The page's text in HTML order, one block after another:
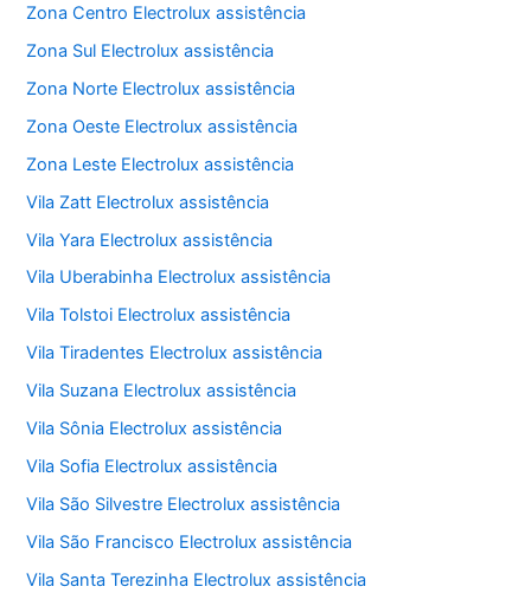
Zona Centro Electrolux assistência
Zona Sul Electrolux assistência
Zona Norte Electrolux assistência
Zona Oeste Electrolux assistência
Zona Leste Electrolux assistência
Vila Zatt Electrolux assistência
Vila Yara Electrolux assistência
Vila Uberabinha Electrolux assistência
Vila Tolstoi Electrolux assistência
Vila Tiradentes Electrolux assistência
Vila Suzana Electrolux assistência
Vila Sônia Electrolux assistência
Vila Sofia Electrolux assistência
Vila São Silvestre Electrolux assistência
Vila São Francisco Electrolux assistência
Vila Santa Terezinha Electrolux assistência